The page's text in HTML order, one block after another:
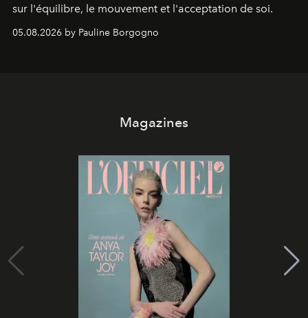
sur l'équilibre, le mouvement et l'acceptation de soi.
05.08.2026 by Pauline Borgogno
Magazines